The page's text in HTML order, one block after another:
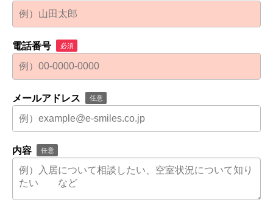
電話番号 必須
メールアドレス 任意
内容 任意